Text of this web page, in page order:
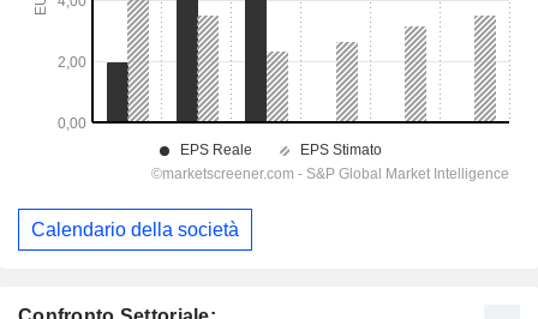
Calendario della società